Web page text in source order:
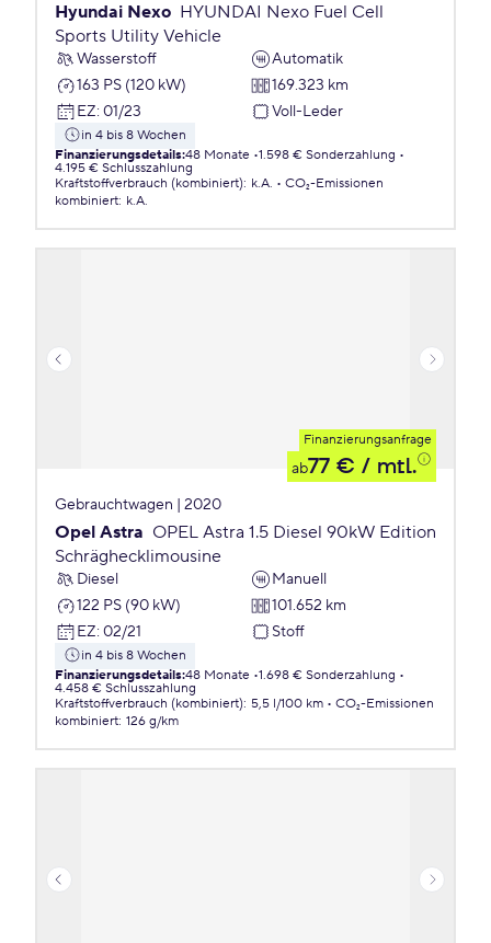
Hyundai Nexo HYUNDAI Nexo Fuel Cell
Sports Utility Vehicle
Wasserstoff
Automatik
163 PS (120 kW)
169.323 km
EZ: 01/23 Voll-Leder
in 4 bis 8 Wochen
Finanzierungsdetails:48 Monate 1.598 € Sonderzahlung
4.195 € Schlusszahlung
Kraftstoffverbrauch (kombiniert): k.A.
CO₂-Emissionen
kombiniert: k.A.
Finanzierungsanfrage
ab77 € / mtl.
Gebrauchtwagen | 2020
Opel Astra OPEL Astra 1.5 Diesel 90kW Edition
Schräghecklimousine
Diesel
Manuell
122 PS (90 kW)
101.652 km
EZ: 02/21 Stoff
in 4 bis 8 Wochen
Finanzierungsdetails:48 Monate 1.698 € Sonderzahlung
4.458 € Schlusszahlung
Kraftstoffverbrauch (kombiniert): 5,5 l/100 km
CO₂-Emissionen
kombiniert: 126 g/km